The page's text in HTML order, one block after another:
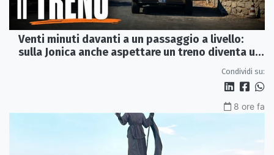
Venti minuti davanti a un passaggio a livello:
sulla Jonica anche aspettare un treno diventa un
Condividi su:
8 ore fa